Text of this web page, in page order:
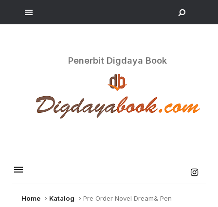
Penerbit Digdaya Book
Home Katalog Pre Order Novel Dream& Pen